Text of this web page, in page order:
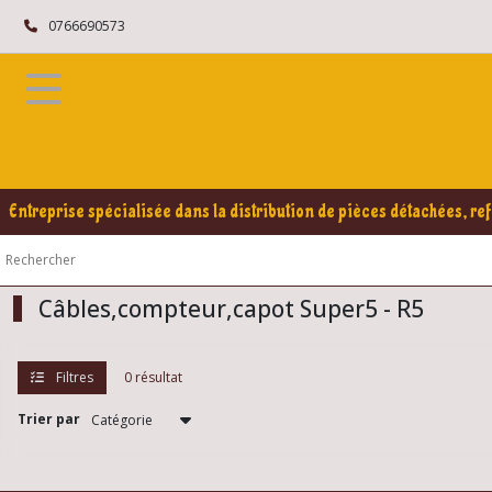
0766690573
Entreprise spécialisée dans la distribution de pièces détachées,
Câbles,compteur,capot Super5 - R5
Filtres 0 résultat
Trier par
Fermer
FILTRES
Renault
Super
5
Moteur
Colliers